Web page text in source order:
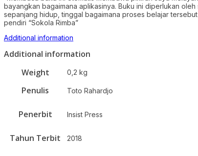
bayangkan bagaimana aplikasinya. Buku ini diperlukan
sepanjang hidup, tinggal bagaimana proses belajar
pendiri “Sokola Rimba”
Additional information
Additional information
Weight
0,2 kg
Penulis Toto Rahardjo
Penerbit Insist Press
Tahun Terbit 2018